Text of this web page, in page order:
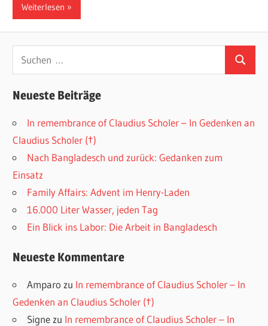
Weiterlesen
Suchen
nach:
Suchen
Neueste Beiträge
In remembrance of Claudius Scholer – In Gedenken an
Claudius Scholer (†)
Nach Bangladesch und zurück: Gedanken zum
Einsatz
Family Affairs: Advent im Henry-Laden
16.000 Liter Wasser, jeden Tag
Ein Blick ins Labor: Die Arbeit in Bangladesch
Neueste Kommentare
Amparo zu In remembrance of Claudius Scholer – In
Gedenken an Claudius Scholer (†)
Signe zu In remembrance of Claudius Scholer – In